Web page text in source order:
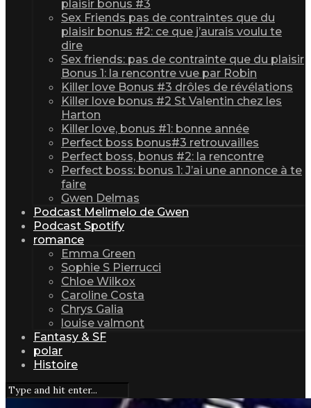
plaisir bonus #3
Sex Friends pas de contraintes que du
plaisir bonus #2: ce que j’aurais voulu te
dire
Sex friends: pas de contrainte que du plaisir
Bonus 1: la rencontre vue par Robin
Killer love Bonus #3 drôles de révélations
Killer love bonus #2 St Valentin chez les
Harton
Killer love, bonus #1: bonne année
Perfect boss bonus#3 retrouvailles
Perfect boss, bonus #2: la rencontre
Perfect boss: bonus 1: J’ai une annonce à te
faire
Gwen Delmas
Podcast Melimelo de Gwen
Podcast Spotify
romance
Emma Green
Sophie S Pierrucci
Chloe Wilkox
Caroline Costa
Chrys Galia
louise valmont
Fantasy & SF
polar
Histoire